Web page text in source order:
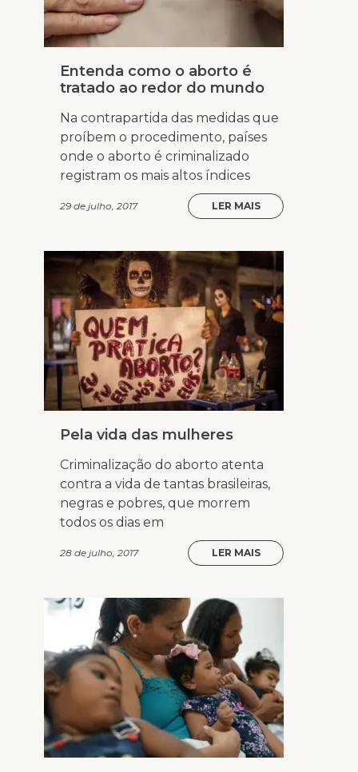
Entenda como o aborto é
tratado ao redor do mundo
Na contrapartida das medidas que
proíbem o procedimento, países
onde o aborto é criminalizado
registram os mais altos índices
29 de julho, 2017 LER MAIS
Pela vida das mulheres
Criminalização do aborto atenta
contra a vida de tantas brasileiras,
negras e pobres, que morrem
todos os dias em
28 de julho, 2017 LER MAIS